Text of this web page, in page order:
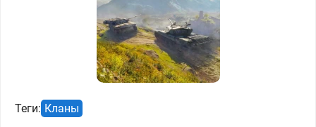
Теги: Кланы